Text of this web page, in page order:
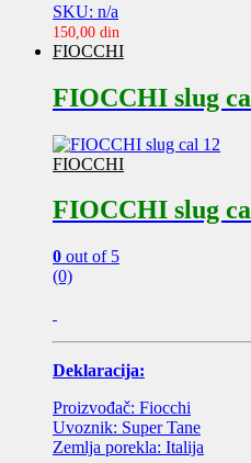
SKU: n/a
150,00 din
FIOCCHI
FIOCCHI slug
FIOCCHI
FIOCCHI slug
0 out of 5
(0)
Deklaracija:
Proizvođač: Fiocchi
Uvoznik: Super Tane
Zemlja porekla: Italija